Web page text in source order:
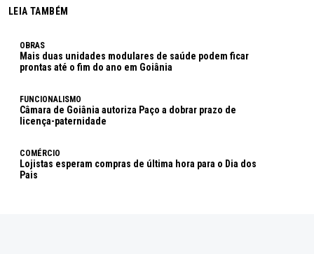
LEIA TAMBÉM
OBRAS
Mais duas unidades modulares de saúde podem ficar
prontas até o fim do ano em Goiânia
FUNCIONALISMO
Câmara de Goiânia autoriza Paço a dobrar prazo de
licença-paternidade
COMÉRCIO
Lojistas esperam compras de última hora para o Dia dos
Pais